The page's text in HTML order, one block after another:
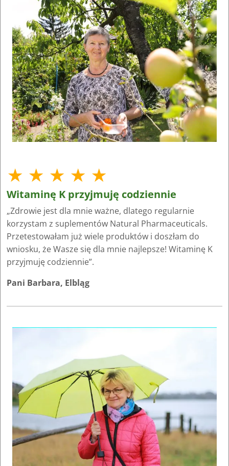
★ ★ ★ ★ ★
Witaminę K przyjmuję codziennie
„Zdrowie jest dla mnie ważne, dlatego regularnie
korzystam z suplementów Natural Pharmaceuticals.
Przetestowałam już wiele produktów i doszłam do
wniosku, że Wasze się dla mnie najlepsze! Witaminę K
przyjmuję codziennie”.
Pani Barbara, Elbląg